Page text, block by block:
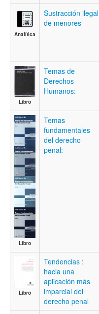
Analítica
Sustracción ilegal
de menores
Libro
Temas de
Derechos
Humanos:
Libro
Temas
fundamentales
del derecho
penal:
Libro
Tendencias :
hacia una
aplicación más
imparcial del
derecho penal